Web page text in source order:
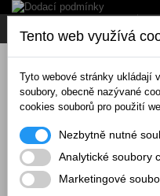
Tento web využívá
Tyto webové stránky ukládají
soubory, obecně nazývané
cookies souborů pro použití
Nezbytně nutné
Analytické soubory
Marketingové